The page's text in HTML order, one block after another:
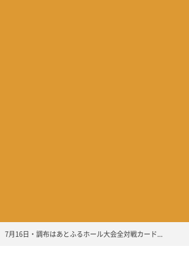
7月16日・調布はあとふるホール大会全対戦カード...